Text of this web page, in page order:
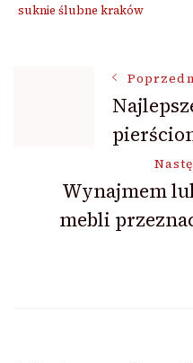
suknie ślubne kraków
Nawigacja
wpisu
Wynajmem
mebli